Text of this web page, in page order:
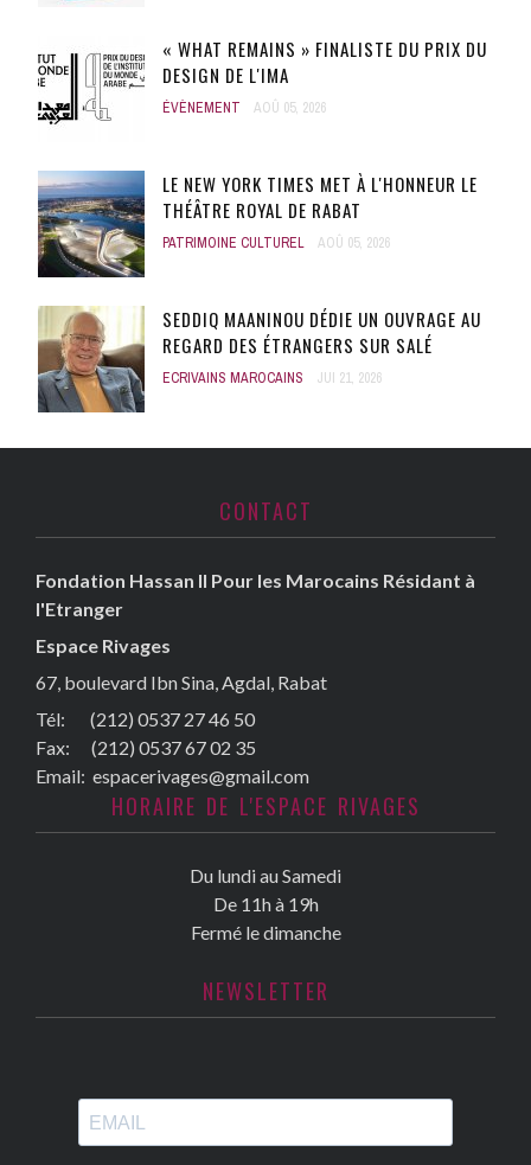
« WHAT REMAINS » FINALISTE DU PRIX DU
DESIGN DE L'IMA
ÉVÈNEMENT AOÛ 05, 2026
LE NEW YORK TIMES MET À L'HONNEUR LE
THÉÂTRE ROYAL DE RABAT
PATRIMOINE CULTUREL AOÛ 05, 2026
SEDDIQ MAANINOU DÉDIE UN OUVRAGE AU
REGARD DES ÉTRANGERS SUR SALÉ
ECRIVAINS MAROCAINS JUI 21, 2026
CONTACT
Fondation Hassan II Pour les Marocains Résidant à
l'Etranger
Espace Rivages
67, boulevard Ibn Sina, Agdal, Rabat
Tél: (212) 0537 27 46 50
Fax: (212) 0537 67 02 35
Email: espacerivages@gmail.com
HORAIRE DE L'ESPACE RIVAGES
Du lundi au Samedi
De 11h à 19h
Fermé le dimanche
NEWSLETTER